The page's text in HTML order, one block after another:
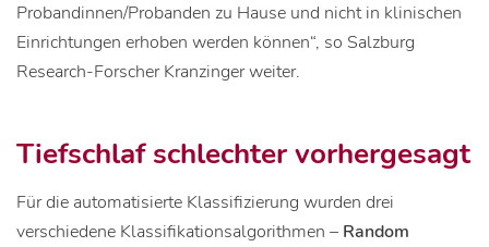
Probandinnen/Probanden zu Hause und nicht in klinischen
Einrichtungen erhoben werden können“, so Salzburg
Research-Forscher Kranzinger weiter.
Tiefschlaf schlechter vorhergesagt
Für die automatisierte Klassifizierung wurden drei
verschiedene Klassifikationsalgorithmen – Random